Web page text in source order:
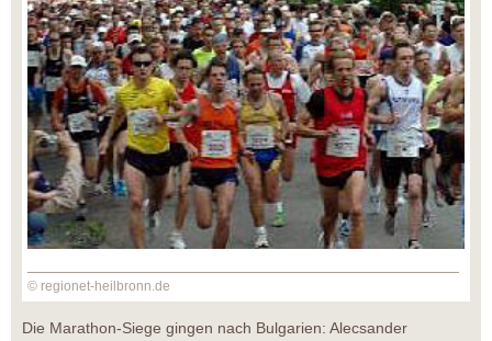
© regionet-heilbronn.de
Die Marathon-Siege gingen nach Bulgarien: Alecsander